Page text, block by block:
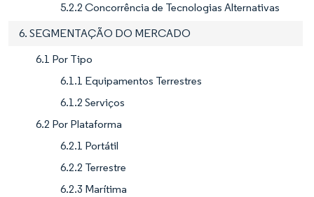
5.2.2 Concorrência de Tecnologias Alternativas
6. SEGMENTAÇÃO DO MERCADO
6.1 Por Tipo
6.1.1 Equipamentos Terrestres
6.1.2 Serviços
6.2 Por Plataforma
6.2.1 Portátil
6.2.2 Terrestre
6.2.3 Marítima